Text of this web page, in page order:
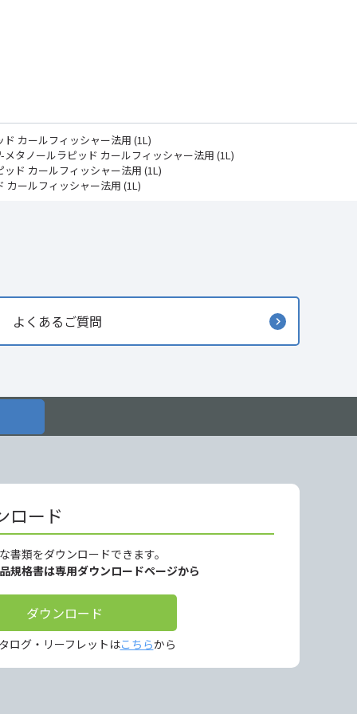
カールフィッシャー法用 (1L)
タノールラピッド カールフィッシャー法用 (1L)
ド カールフィッシャー法用 (1L)
ールフィッシャー法用 (1L)
よくあるご質問
ロード
書類をダウンロードできます。
規格書は専用ダウンロードページから
ダウンロード
ログ・リーフレットはこちらから